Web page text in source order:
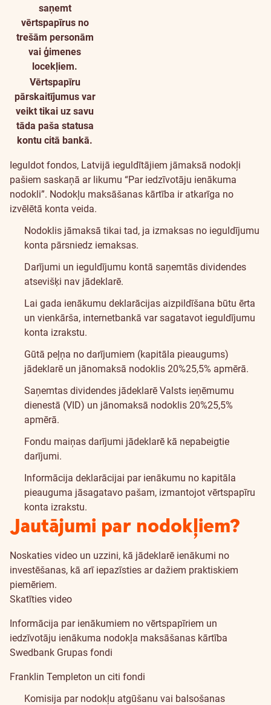
saņemt
vērtspapīrus no
trešām personām
vai ģimenes
locekļiem.
Vērtspapīru
pārskaitījumus var
veikt tikai uz savu
tāda paša statusa
kontu citā bankā.
Nodokļi
un
komisijas
Ieguldot fondos, Latvijā ieguldītājiem jāmaksā nodokļi
pašiem saskaņā ar likumu “Par iedzīvotāju ienākuma
nodokli”. Nodokļu maksāšanas kārtība ir atkarīga no
izvēlētā konta veida.
Nodoklis jāmaksā tikai tad, ja izmaksas no ieguldījumu
konta pārsniedz iemaksas.
Darījumi un ieguldījumu kontā saņemtās dividendes
atsevišķi nav jādeklarē.
Lai gada ienākumu deklarācijas aizpildīšana būtu ērta
un vienkārša, internetbankā var sagatavot ieguldījumu
konta izrakstu.
Gūtā peļņa no darījumiem (kapitāla pieaugums)
jādeklarē un jānomaksā nodoklis 20%25,5% apmērā.
Saņemtas dividendes jādeklarē Valsts ieņēmumu
dienestā (VID) un jānomaksā nodoklis 20%25,5%
apmērā.
Fondu maiņas darījumi jādeklarē kā nepabeigtie
darījumi.
Informācija deklarācijai par ienākumu no kapitāla
pieauguma jāsagatavo pašam, izmantojot vērtspapīru
konta izrakstu.
Jautājumi par nodokļiem?
Noskaties video un uzzini, kā jādeklarē ienākumi no
investēšanas, kā arī iepazīsties ar dažiem praktiskiem
piemēriem.
Skatīties video
Informācija par ienākumiem no vērtspapīriem un
iedzīvotāju ienākuma nodokļa maksāšanas kārtība
Swedbank Grupas fondi
Franklin Templeton un citi fondi
Komisija par nodokļu atgūšanu vai balsošanas